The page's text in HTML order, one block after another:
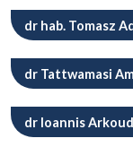
dr hab. Tomasz
dr Tattwamasi
dr Ioannis